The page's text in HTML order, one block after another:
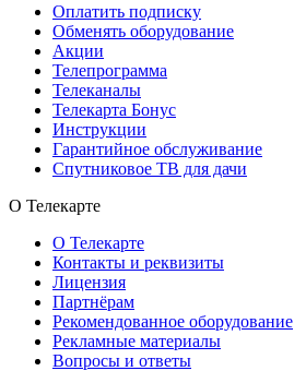
Оплатить подписку
Обменять оборудование
Акции
Телепрограмма
Телеканалы
Телекарта Бонус
Инструкции
Гарантийное обслуживание
Спутниковое ТВ для дачи
О Телекарте
О Телекарте
Контакты и реквизиты
Лицензия
Партнёрам
Рекомендованное оборудование
Рекламные материалы
Вопросы и ответы